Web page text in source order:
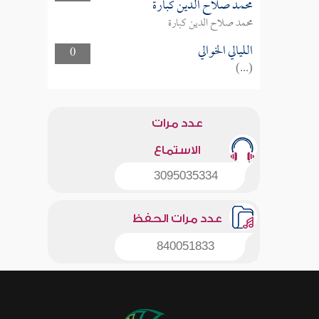
محمد صلاح الدين كبارة
محمد صلاح الدين كبارة
0
الليالي الخوالي
(...)
عدد مرات
الاستماع
3095035334
عدد مرات الحفظ
840051833